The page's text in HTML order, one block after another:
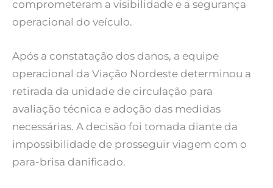
comprometeram a visibilidade e a segurança
operacional do veículo.
Após a constatação dos danos, a equipe
operacional da Viação Nordeste determinou a
retirada da unidade de circulação para
avaliação técnica e adoção das medidas
necessárias. A decisão foi tomada diante da
impossibilidade de prosseguir viagem com o
para-brisa danificado.